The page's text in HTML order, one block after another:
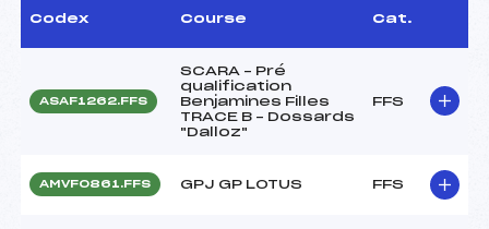
Codex Course Cat.
ASAF1262.FFS
SCARA – Pré
qualification
Benjamines Filles
TRACE B – Dossards
"Dalloz"
FFS
AMVF0861.FFS GPJ GP LOTUS FFS